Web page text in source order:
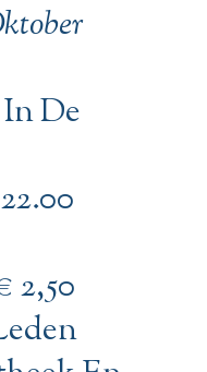
De
2,50